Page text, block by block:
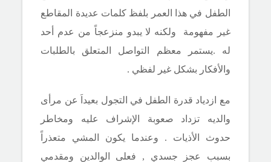
الطفل في هذا العمر بلفظ كلمات عديدة المقاطع
غير مفهومة ولكنه لا يبدو منزعجاً من عدم أحد
له .يستمر معظم التواصل المتعلق بالطلبات
والأفكار بشكل غير لفظي .
مع ازدياد قدرة الطفل في التجول بعيداَ عن مرأى
والديه تزداد صعوبة الإشراف عليه ومخاطر
حدوث الأذيات . وعندما يكون المشي متعذراً
بسبب عجز جسدي , فعلى الوالدين ومقدمي